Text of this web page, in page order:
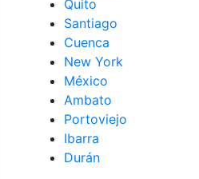
Quito
Santiago
Cuenca
New York
México
Ambato
Portoviejo
Ibarra
Durán